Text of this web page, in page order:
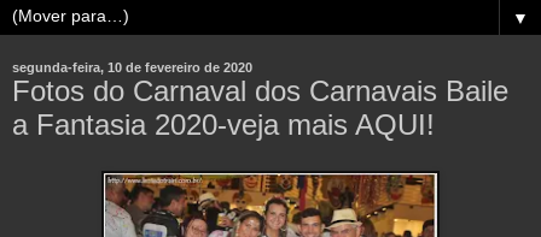
▼
segunda-feira, 10 de fevereiro de 2020
Fotos do Carnaval dos Carnavais Baile
a Fantasia 2020-veja mais AQUI!